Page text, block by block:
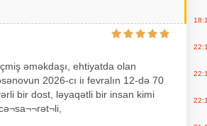
əməkdaşı, ehtiyatda olan
2026-cı iı fevralın 12-də 70
bir dost, ləyaqətli bir insan kimi